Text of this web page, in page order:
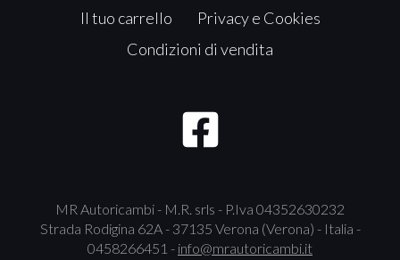
Il tuo carrello
Privacy e Cookies
Condizioni di vendita
MR Autoricambi - M.R. srls - P.Iva 04352630232
Strada Rodigina 62A - 37135 Verona (Verona) - Italia -
0458266451 - info@mrautoricambi.it